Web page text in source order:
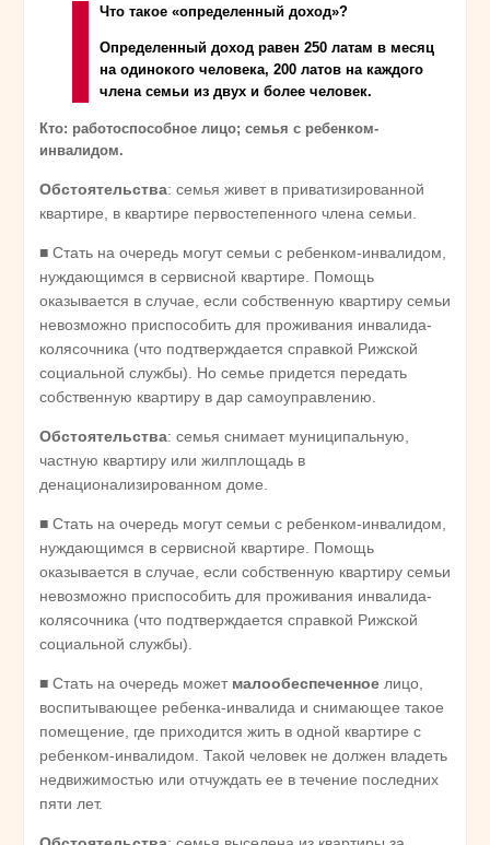
Что такое «определенный доход»?
Определенный доход равен 250 латам в месяц
на одинокого человека, 200 латов на каждого
члена семьи из двух и более человек.
Кто: работоспособное лицо; семья с ребенком-
инвалидом.
Обстоятельства: семья живет в приватизированной
квартире, в квартире первостепенного члена семьи.
■ Стать на очередь могут семьи с ребенком-инвалидом,
нуждающимся в сервисной квартире. Помощь
оказывается в случае, если собственную квартиру семьи
невозможно приспособить для проживания инвалида-
колясочника (что подтверждается справкой Рижской
социальной службы). Но семье придется передать
собственную квартиру в дар самоуправлению.
Обстоятельства: семья снимает муниципальную,
частную квартиру или жилплощадь в
денационализированном доме.
■ Стать на очередь могут семьи с ребенком-инвалидом,
нуждающимся в сервисной квартире. Помощь
оказывается в случае, если собственную квартиру семьи
невозможно приспособить для проживания инвалида-
колясочника (что подтверждается справкой Рижской
социальной службы).
■ Стать на очередь может малообеспеченное лицо,
воспитывающее ребенка-инвалида и снимающее такое
помещение, где приходится жить в одной квартире с
ребенком-инвалидом. Такой человек не должен владеть
недвижимостью или отчуждать ее в течение последних
пяти лет.